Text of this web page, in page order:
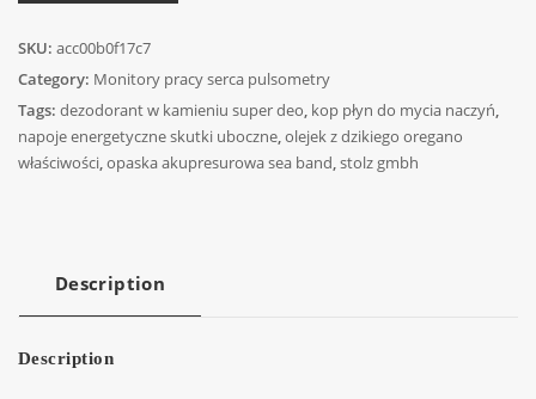
SKU: acc00b0f17c7
Category: Monitory pracy serca pulsometry
Tags: dezodorant w kamieniu super deo, kop płyn do mycia naczyń,
napoje energetyczne skutki uboczne,olejek z dzikiego oregano
właściwości,opaska akupresurowa sea band,stolz gmbh
Description
Description